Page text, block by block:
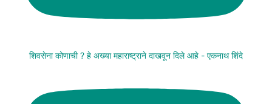
शिवसेना कोणाची ? हे अख्या महाराष्ट्राने दाखवून दिले आहे - एकनाथ शिंदे